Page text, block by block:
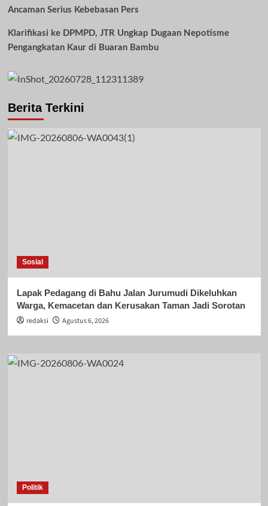
Ancaman Serius Kebebasan Pers
Klarifikasi ke DPMPD, JTR Ungkap Dugaan Nepotisme
Pengangkatan Kaur di Buaran Bambu
Berita Terkini
Sosial
Lapak Pedagang di Bahu Jalan Jurumudi Dikeluhkan
Warga, Kemacetan dan Kerusakan Taman Jadi Sorotan
redaksi
Agustus 6, 2026
Politik